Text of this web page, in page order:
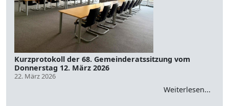
Kurzprotokoll der 68. Gemeinderatssitzung vom
Donnerstag 12. März 2026
22. März 2026
Weiterlesen...